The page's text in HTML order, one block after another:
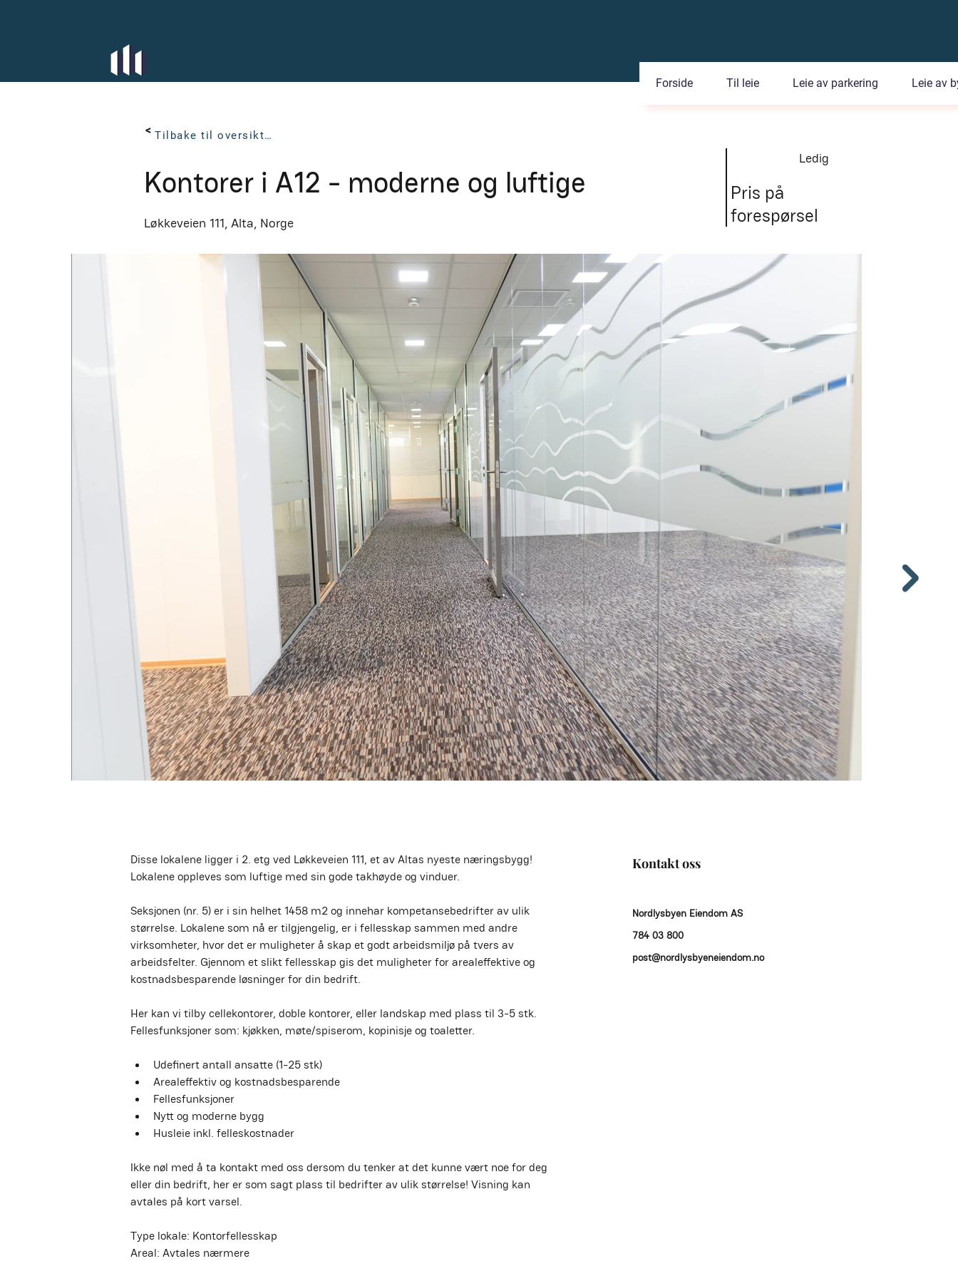
< Back Tilbake til oversikten
Kontorer i A12 - moderne og luftige
Løkkeveien 111, Alta, Norge
Ledig
Pris på
forespørsel
Forside Til leie Leie av parkering Leie av
Disse lokalene ligger i 2. etg ved Løkkeveien 111, et av Altas nyeste næringsbygg!
Lokalene oppleves som luftige med sin gode takhøyde og vinduer.
Seksjonen (nr. 5) er i sin helhet 1458 m2 og innehar kompetansebedrifter av ulik
størrelse. Lokalene som nå er tilgjengelig, er i fellesskap sammen med andre
virksomheter, hvor det er muligheter å skap et godt arbeidsmiljø på tvers av
arbeidsfelter. Gjennom et slikt fellesskap gis det muligheter for arealeffektive og
kostnadsbesparende løsninger for din bedrift.
Her kan vi tilby cellekontorer, doble kontorer, eller landskap med plass til 3-5 stk.
Fellesfunksjoner som: kjøkken, møte/spiserom, kopinisje og toaletter.
Udefinert antall ansatte (1-25 stk)
Arealeffektiv og kostnadsbesparende
Fellesfunksjoner
Nytt og moderne bygg
Husleie inkl. felleskostnader
Ikke nøl med å ta kontakt med oss dersom du tenker at det kunne vært noe for deg
eller din bedrift, her er som sagt plass til bedrifter av ulik størrelse! Visning kan
avtales på kort varsel.
Type lokale: Kontorfellesskap
Areal: Avtales nærmere
Nordlysbyen Eiendom AS
784 03 800
post@nordlysbyeneiendom.no
Kontakt oss